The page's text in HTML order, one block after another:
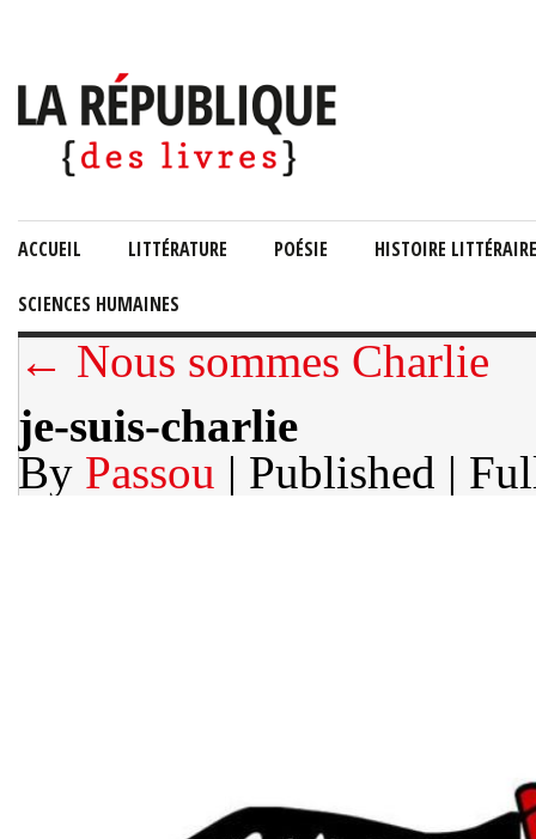
ACCUEIL LITTÉRATURE POÉSIE HISTOIRE LITTÉRAIRE
SCIENCES HUMAINES
← Nous sommes Charlie
je-suis-charlie
By Passou | Published |